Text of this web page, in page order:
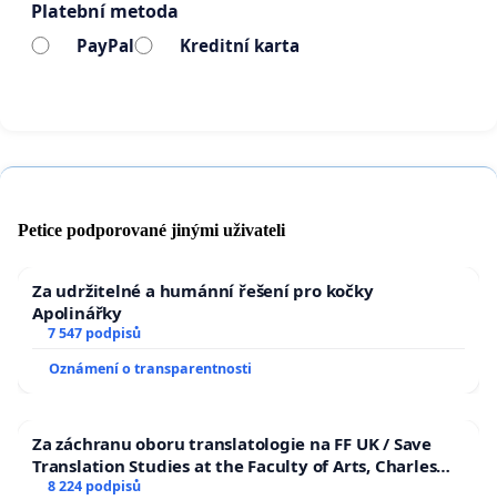
Platební metoda
PayPal Kreditní karta
Petice podporované jinými uživateli
Za udržitelné a humánní řešení pro kočky
Apolinářky
7 547 podpisů
Oznámení o transparentnosti
Za záchranu oboru translatologie na FF UK / Save
Translation Studies at the Faculty of Arts, Charles
University
8 224 podpisů